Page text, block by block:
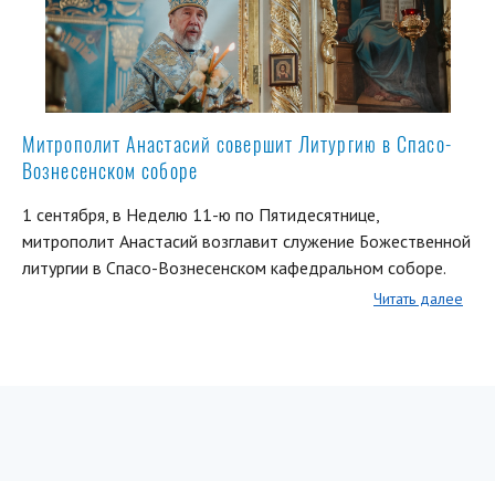
Митрополит Анастасий совершит Литургию в Спасо-
Вознесенском соборе
1 сентября, в Неделю 11-ю по Пятидесятнице,
митрополит Анастасий возглавит служение Божественной
литургии в Спасо-Вознесенском кафедральном соборе.
Читать далее